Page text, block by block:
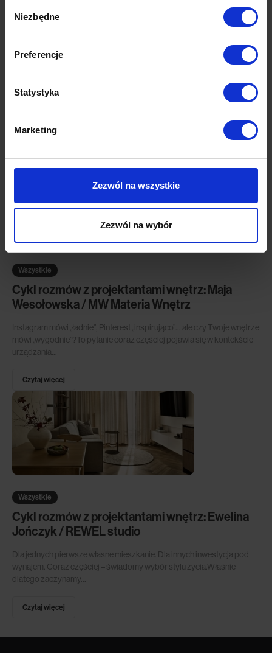
zgody
Niezbędne
Preferencje
Statystyka
Marketing
Zezwól na wszystkie
Zezwól na wybór
całkowitego remontu. Zaskoczy Cię, jak dużą różnicę może zrobić coś
tak prostego, jak wybór jasnych kolorów lub wpuszczenie większej
zobacz, jaki wywoła efekt. Twój dom będzie Ci wdzięczny!
Ostatnie artykuły
Wszystkie
Cykl rozmów z projektantami wnętrz: Maja
Wesołowska / MW Materia Wnętrz
Instagram mówi „ładnie”, Pinterest „inspirująco”… ale czy Twoje wnętrze
mówi „wygodnie”?To pytanie coraz częściej pojawia się w kontekście
urządzania...
Czytaj więcej
Wszystkie
Cykl rozmów z projektantami wnętrz: Ewelina
Jończyk / REWEL studio
Dla jednych pierwsze własne mieszkanie. Dla innych inwestycja pod
wynajem. Coraz częściej – świadomy wybór stylu życia.Właśnie
dlatego zaczynamy...
Czytaj więcej